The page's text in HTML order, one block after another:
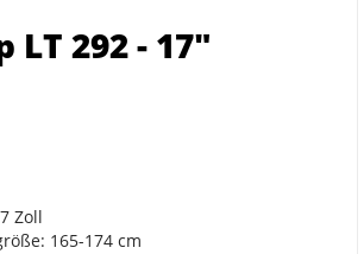
LT 292 - 17"
Zoll
165-174 cm